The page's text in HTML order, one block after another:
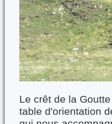
Le crêt de la
table d'orientation